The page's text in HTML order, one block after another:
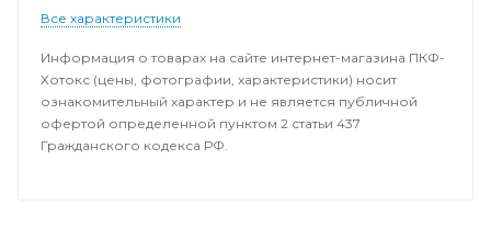
Все характеристики
Информация о товарах на сайте интернет-магазина ПКФ-
Хотокс (цены, фотографии, характеристики) носит
ознакомительный характер и не является публичной
офертой определенной пунктом 2 статьи 437
Гражданского кодекса РФ.